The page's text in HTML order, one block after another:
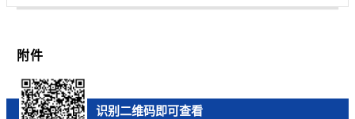
附件
识别二维码即可查看